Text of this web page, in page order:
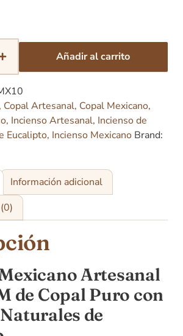
Añadir al carrito
, Copal Artesanal, Copal Mexicano,
, Incienso Artesanal, Incienso de
Eucalipto, Incienso Mexicano Brand:
Información adicional
Artesanal
de Copal Puro con
de